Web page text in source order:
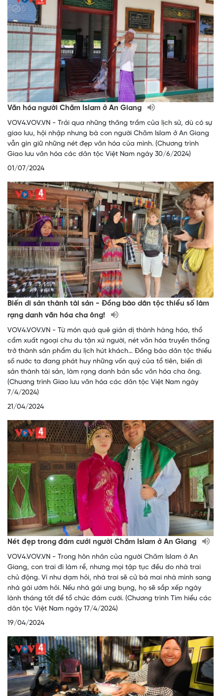
Văn hóa người Chăm Islam ở An Giang
VOV4.VOV.VN - Trải qua những thăng trầm của lịch sử, dù có sự
giao lưu, hội nhập nhưng bà con người Chăm Islam ở An Giang
vẫn gìn giữ những nét đẹp văn hóa của mình. (Chương trình
Giao lưu văn hóa các dân tộc Việt Nam ngày 30/6/2024)
01/07/2024
Biến di sản thành tài sản - Đồng bào dân tộc thiểu số làm
rạng danh văn hóa cha ông!
VOV4.VOV.VN - Từ món quà quê giản dị thành hàng hóa, thổ
cẩm xuất ngoại chu du tận xứ người, nét văn hóa truyền thống
trở thành sản phẩm du lịch hút khách… Đồng bào dân tộc thiểu
số nước ta đang phát huy những vốn quý của tổ tiên, biến di
sản thành tài sản, làm rạng danh bản sắc văn hóa cha ông.
(Chương trình Giao lưu văn hóa các dân tộc Việt Nam ngày
7/4/2024)
21/04/2024
Nét đẹp trong đám cưới người Chăm Islam ở An Giang
VOV4.VOV.VN - Trong hôn nhân của người Chăm Islam ở An
Giang, con trai đi làm rể, nhưng mọi tập tục đều do nhà trai
chủ động. Ví như dạm hỏi, nhà trai sẽ cử bà mai nhà mình sang
nhà gái ướm hỏi. Nếu nhà gái ưng bụng, họ sẽ sắp xếp ngày
lành tháng tốt để tổ chức đám cưới. (Chương trình Tìm hiểu các
dân tộc Việt Nam ngày 17/4/2024)
19/04/2024